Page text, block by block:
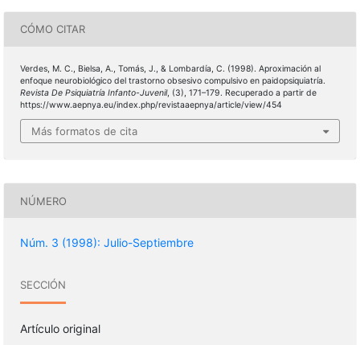
CÓMO CITAR
Verdes, M. C., Bielsa, A., Tomás, J., & Lombardía, C. (1998). Aproximación al
enfoque neurobiológico del trastorno obsesivo compulsivo en paidopsiquiatría.
Revista De Psiquiatría Infanto-Juvenil, (3), 171–179. Recuperado a partir de
https://www.aepnya.eu/index.php/revistaaepnya/article/view/454
Más formatos de cita
NÚMERO
Núm. 3 (1998): Julio-Septiembre
SECCIÓN
Artículo original